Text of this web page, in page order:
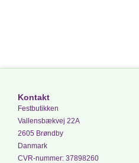
Kontakt
Festbutikken
Vallensbækvej 22A
2605 Brøndby
Danmark
CVR-nummer: 37898260